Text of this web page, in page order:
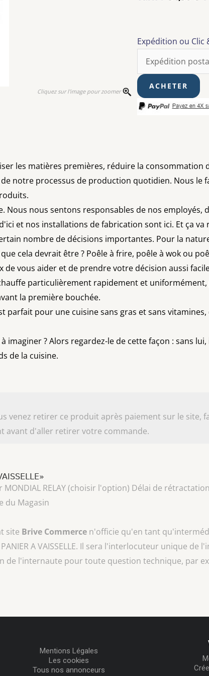
Cliquez sur l'image pour zoomer
Expédition ou Clic
les matières premières, réduire la
notre processus de production quotidien. Nous le
Nous nous sentons responsables de nos
et nos installations de fabrication sont ici. Et ça va
nombre de décisions importantes. Pour la
cela devrait être ? Poêle à frire, poêle à wok ou
de vous aider et de prendre votre décision aussi
particulièrement rapidement et
la première bouchée.
parfait pour une cuisine sans gras et sans
imaginer ? Alors regardez-le de cette façon : sans
de la cuisine.
venez retirer ce produit après paiement sur le site,
avant d'aller retirer votre commande.
MONDIAL RELAY (choisir l'option) Délai de
du Magasin
site Brive Commerce n'officie qu'en tant
A VAISSELLE. Il sera l'interlocuteur unique de
de l'internaute pour toute question technique, par
Mentions Légales
Les cookies
Tous nos annonceurs